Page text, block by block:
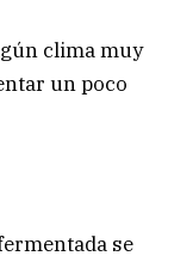
clima muy
un poco
se